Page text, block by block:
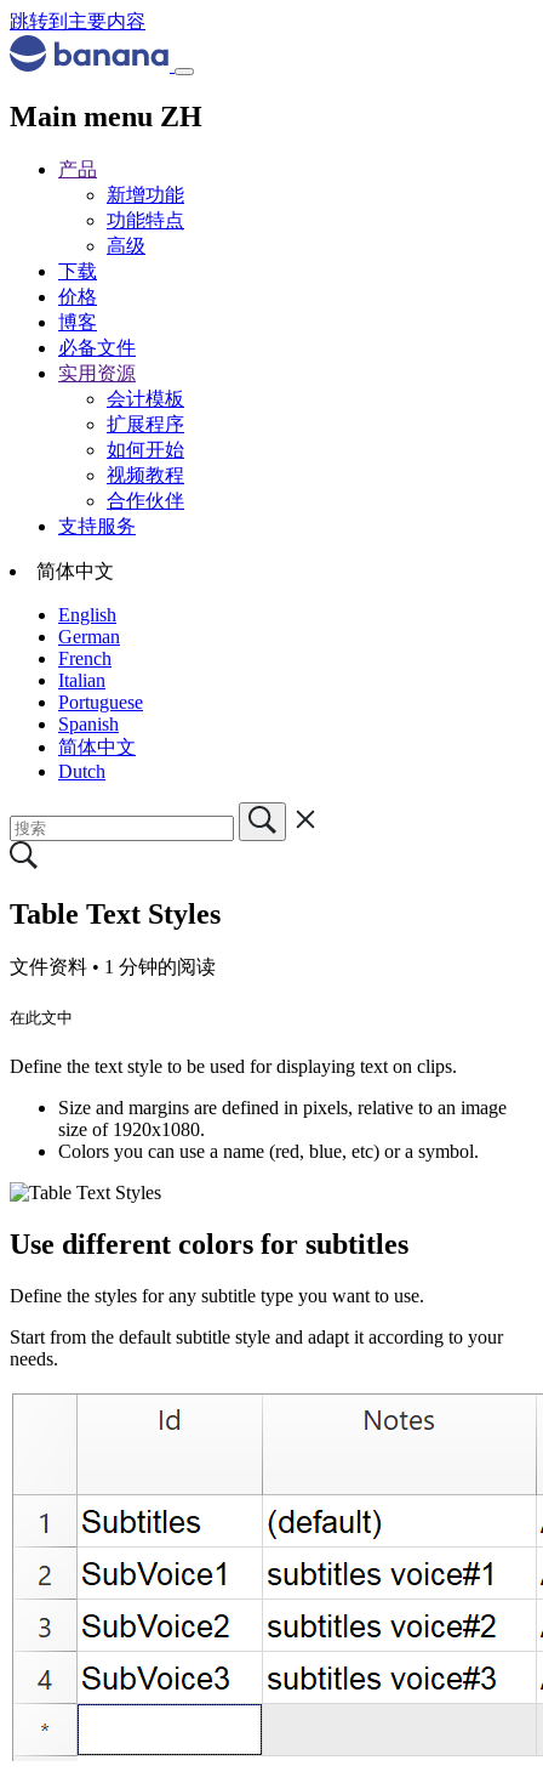
跳转到主要内容
Main menu ZH
产品
新增功能
功能特点
高级
下载
价格
博客
必备文件
实用资源
会计模板
扩展程序
如何开始
视频教程
合作伙伴
支持服务
简体中文
English
German
French
Italian
Portuguese
Spanish
简体中文
Dutch
Table Text Styles
文件资料 • 1 分钟的阅读
在此文中
Define the text style to be used for displaying text on clips.
Size and margins are defined in pixels, relative to an image
size of 1920x1080.
Colors you can use a name (red, blue, etc) or a symbol.
Use different colors for subtitles
Define the styles for any subtitle type you want to use.
Start from the default subtitle style and adapt it according to your
needs.